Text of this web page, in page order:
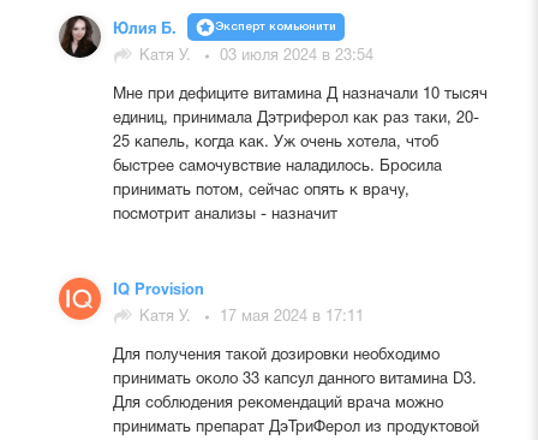
Юлия Б. Эксперт комьюнити
Катя У. 03 июля 2024 в 23:54
Мне при дефиците витамина Д назначали 10 тысяч
единиц, принимала Дэтриферол как раз таки, 20-
25 капель, когда как. Уж очень хотела, чтоб
быстрее самочувствие наладилось. Бросила
принимать потом, сейчас опять к врачу,
посмотрит анализы - назначит
IQ Provision
Катя У.
17 мая 2024 в 17:11
Для получения такой дозировки необходимо
принимать около 33 капсул данного витамина D3.
Для соблюдения рекомендаций врача можно
принимать препарат ДэТриФерол из продуктовой